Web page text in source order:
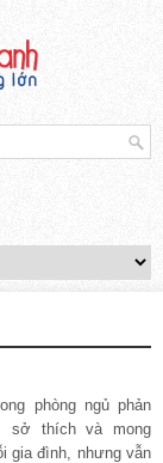
phòng ngủ phản
sở thích và mong
gia đình, nhưng vẫn